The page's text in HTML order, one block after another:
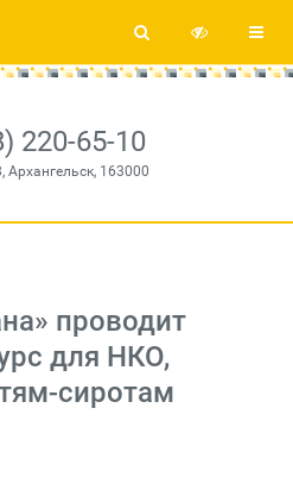
220-65-10
Архангельск, 163000
проводит
для НКО,
сиротам